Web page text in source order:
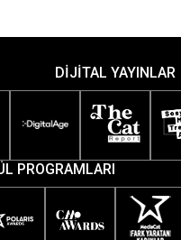
DİJİTAL YAYINLAR
PROGRAMLARI